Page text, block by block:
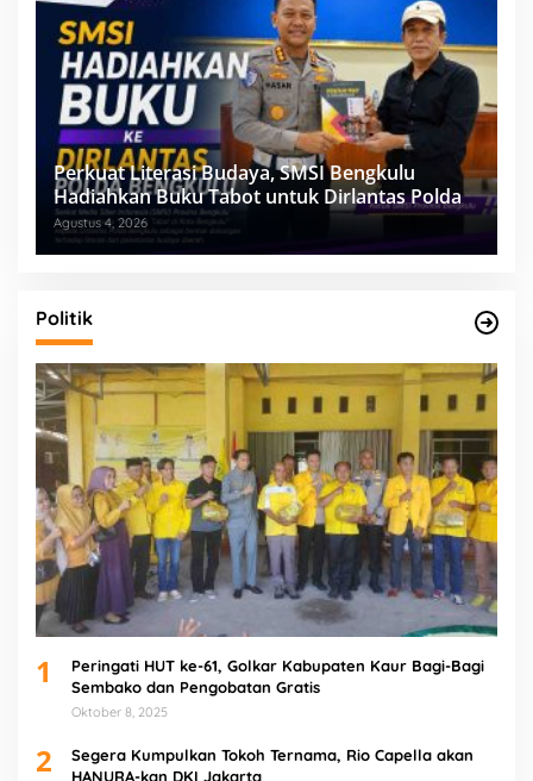
Perkuat Literasi Budaya, SMSI Bengkulu
Hadiahkan Buku Tabot untuk Dirlantas Polda
Agustus 4, 2026
Politik
1
Peringati HUT ke-61, Golkar Kabupaten Kaur Bagi-Bagi
Sembako dan Pengobatan Gratis
Oktober 8, 2025
2
Segera Kumpulkan Tokoh Ternama, Rio Capella akan
HANURA-kan DKI Jakarta